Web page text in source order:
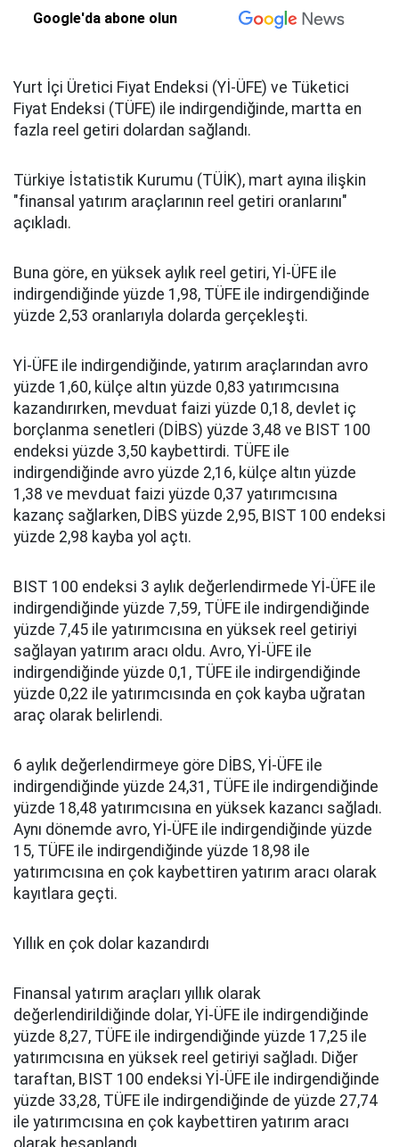
Google'da abone olun
Yurt İçi Üretici Fiyat Endeksi (Yİ-ÜFE) ve Tüketici
Fiyat Endeksi (TÜFE) ile indirgendiğinde, martta en
fazla reel getiri dolardan sağlandı.
Türkiye İstatistik Kurumu (TÜİK), mart ayına ilişkin
"finansal yatırım araçlarının reel getiri oranlarını"
açıkladı.
Buna göre, en yüksek aylık reel getiri, Yİ-ÜFE ile
indirgendiğinde yüzde 1,98, TÜFE ile indirgendiğinde
yüzde 2,53 oranlarıyla dolarda gerçekleşti.
Yİ-ÜFE ile indirgendiğinde, yatırım araçlarından avro
yüzde 1,60, külçe altın yüzde 0,83 yatırımcısına
kazandırırken, mevduat faizi yüzde 0,18, devlet iç
borçlanma senetleri (DİBS) yüzde 3,48 ve BIST 100
endeksi yüzde 3,50 kaybettirdi. TÜFE ile
indirgendiğinde avro yüzde 2,16, külçe altın yüzde
1,38 ve mevduat faizi yüzde 0,37 yatırımcısına
kazanç sağlarken, DİBS yüzde 2,95, BIST 100 endeksi
yüzde 2,98 kayba yol açtı.
BIST 100 endeksi 3 aylık değerlendirmede Yİ-ÜFE ile
indirgendiğinde yüzde 7,59, TÜFE ile indirgendiğinde
yüzde 7,45 ile yatırımcısına en yüksek reel getiriyi
sağlayan yatırım aracı oldu. Avro, Yİ-ÜFE ile
indirgendiğinde yüzde 0,1, TÜFE ile indirgendiğinde
yüzde 0,22 ile yatırımcısında en çok kayba uğratan
araç olarak belirlendi.
6 aylık değerlendirmeye göre DİBS, Yİ-ÜFE ile
indirgendiğinde yüzde 24,31, TÜFE ile indirgendiğinde
yüzde 18,48 yatırımcısına en yüksek kazancı sağladı.
Aynı dönemde avro, Yİ-ÜFE ile indirgendiğinde yüzde
15, TÜFE ile indirgendiğinde yüzde 18,98 ile
yatırımcısına en çok kaybettiren yatırım aracı olarak
kayıtlara geçti.
Yıllık en çok dolar kazandırdı
Finansal yatırım araçları yıllık olarak
değerlendirildiğinde dolar, Yİ-ÜFE ile indirgendiğinde
yüzde 8,27, TÜFE ile indirgendiğinde yüzde 17,25 ile
yatırımcısına en yüksek reel getiriyi sağladı. Diğer
taraftan, BIST 100 endeksi Yİ-ÜFE ile indirgendiğinde
yüzde 33,28, TÜFE ile indirgendiğinde de yüzde 27,74
ile yatırımcısına en çok kaybettiren yatırım aracı
olarak hesaplandı.